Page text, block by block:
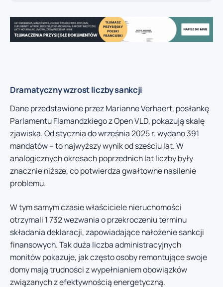
Dramatyczny wzrost liczby sankcji
Dane przedstawione przez Marianne Verhaert, posłankę
Parlamentu Flamandzkiego z Open VLD, pokazują skalę
zjawiska. Od stycznia do września 2025 r. wydano 391
mandatów – to najwyższy wynik od sześciu lat. W
analogicznych okresach poprzednich lat liczby były
znacznie niższe, co potwierdza gwałtowne nasilenie
problemu.
W tym samym czasie właściciele nieruchomości
otrzymali 1 732 wezwania o przekroczeniu terminu
składania deklaracji, zapowiadające nałożenie sankcji
finansowych. Tak duża liczba administracyjnych
monitów pokazuje, jak często osoby remontujące swoje
domy mają trudności z wypełnianiem obowiązków
związanych z efektywnością energetyczną.